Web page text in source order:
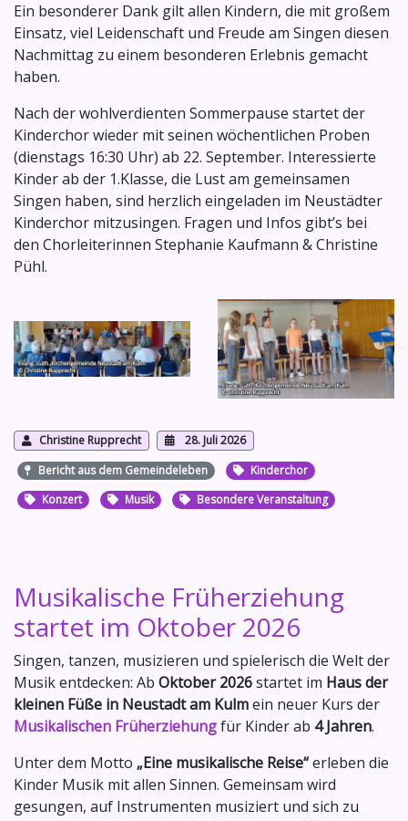
Ein besonderer Dank gilt allen Kindern, die mit großem
Einsatz, viel Leidenschaft und Freude am Singen diesen
Nachmittag zu einem besonderen Erlebnis gemacht
haben.
Nach der wohlverdienten Sommerpause startet der
Kinderchor wieder mit seinen wöchentlichen Proben
(dienstags 16:30 Uhr) ab 22. September. Interessierte
Kinder ab der 1.Klasse, die Lust am gemeinsamen
Singen haben, sind herzlich eingeladen im Neustädter
Kinderchor mitzusingen. Fragen und Infos gibt’s bei
den Chorleiterinnen Stephanie Kaufmann & Christine
Pühl.
Christine Rupprecht
28. Juli 2026
Bericht aus dem Gemeindeleben
Kinderchor
Konzert
Musik Besondere Veranstaltung
Musikalische Früherziehung
startet im Oktober 2026
Singen, tanzen, musizieren und spielerisch die Welt der
Musik entdecken: Ab Oktober 2026startet im Haus der
kleinen Füße in Neustadt am Kulmein neuer Kurs der
Musikalischen Früherziehungfür Kinder ab 4 Jahren.
Unter dem Motto „Eine musikalische Reise“erleben die
Kinder Musik mit allen Sinnen. Gemeinsam wird
gesungen, auf Instrumenten musiziert und sich zu